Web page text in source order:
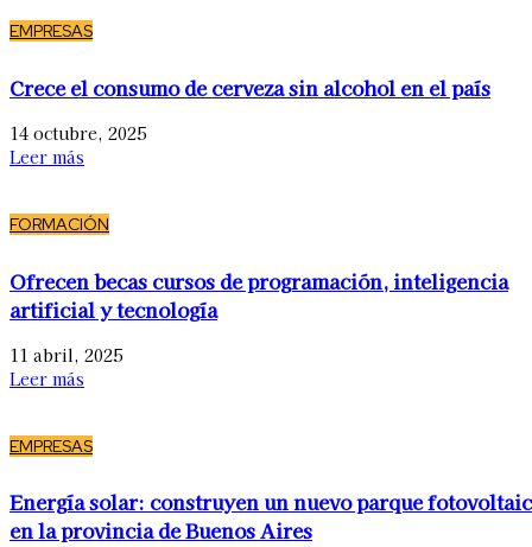
EMPRESAS
Crece el consumo de cerveza sin alcohol en el país
14 octubre, 2025
Leer más
FORMACIÓN
Ofrecen becas cursos de programación, inteligencia
artificial y tecnología
11 abril, 2025
Leer más
EMPRESAS
Energía solar: construyen un nuevo parque
en la provincia de Buenos Aires